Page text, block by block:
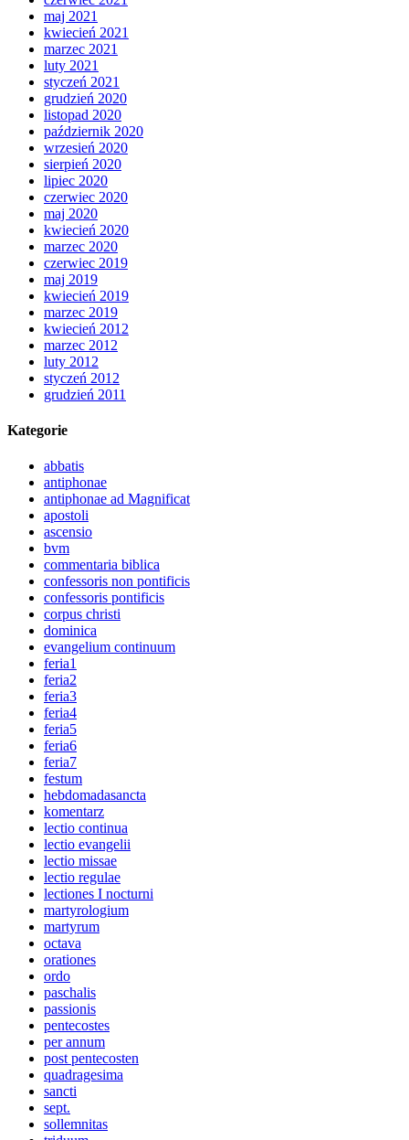
maj 2021
kwiecień 2021
marzec 2021
luty 2021
styczeń 2021
grudzień 2020
listopad 2020
październik 2020
wrzesień 2020
sierpień 2020
lipiec 2020
czerwiec 2020
maj 2020
kwiecień 2020
marzec 2020
czerwiec 2019
maj 2019
kwiecień 2019
marzec 2019
kwiecień 2012
marzec 2012
luty 2012
styczeń 2012
grudzień 2011
Kategorie
abbatis
antiphonae
antiphonae ad Magnificat
apostoli
ascensio
bvm
commentaria biblica
confessoris non pontificis
confessoris pontificis
corpus christi
dominica
evangelium continuum
feria1
feria2
feria3
feria4
feria5
feria6
feria7
festum
hebdomadasancta
komentarz
lectio continua
lectio evangelii
lectio missae
lectio regulae
lectiones I nocturni
martyrologium
martyrum
octava
orationes
ordo
paschalis
passionis
pentecostes
per annum
post pentecosten
quadragesima
sancti
sept.
sollemnitas